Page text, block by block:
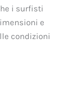
i surfisti
e
condizioni